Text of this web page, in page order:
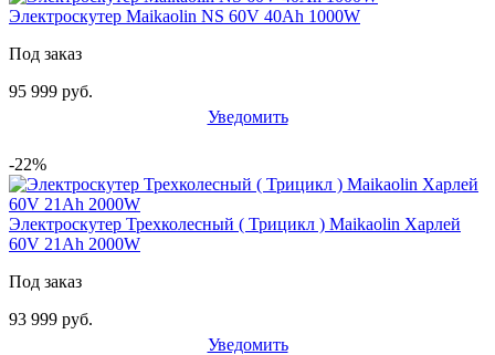
Электроскутер Maikaolin NS 60V 40Ah 1000W
Под заказ
95 999 руб.
Уведомить
-22%
Электроскутер Трехколесный ( Трицикл ) Maikaolin Харлей
60V 21Ah 2000W
Под заказ
93 999 руб.
Уведомить